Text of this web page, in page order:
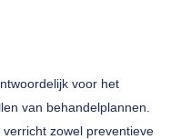
voor het
van behandelplannen.
zowel preventieve